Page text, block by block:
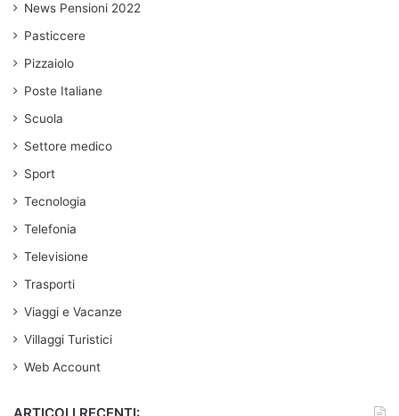
News Pensioni 2022
Pasticcere
Pizzaiolo
Poste Italiane
Scuola
Settore medico
Sport
Tecnologia
Telefonia
Televisione
Trasporti
Viaggi e Vacanze
Villaggi Turistici
Web Account